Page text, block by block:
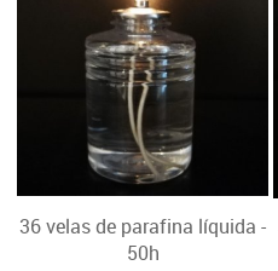
36 velas de parafina líquida -
50h